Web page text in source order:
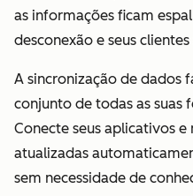
as informações ficam
desconexão e seus
A sincronização de dados
conjunto de todas as suas
Conecte seus aplicativos
atualizadas
sem necessidade de